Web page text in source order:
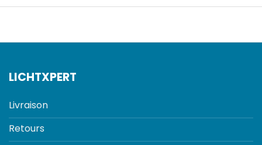
LICHTXPERT
Livraison
Retours